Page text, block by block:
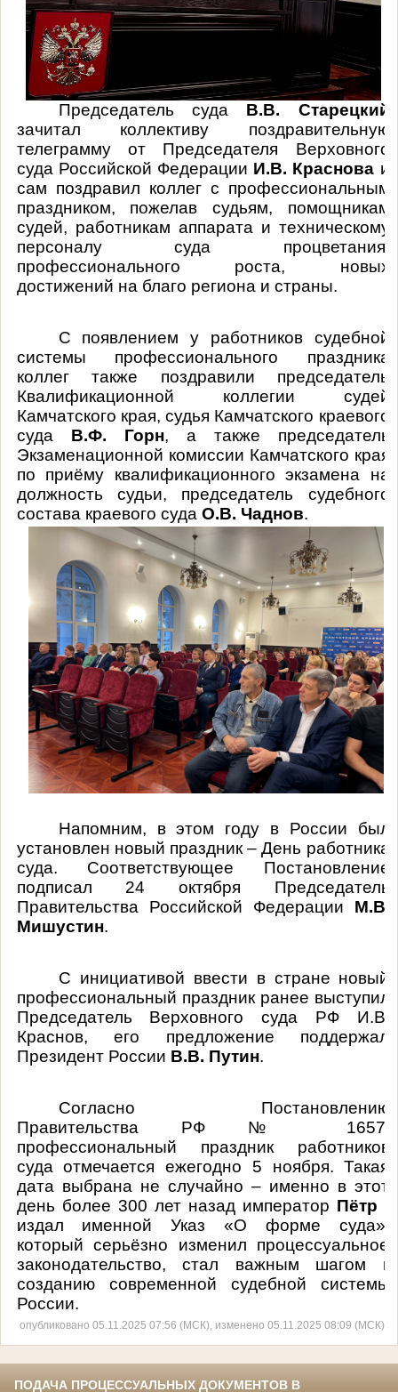
Председатель суда В.В. Старецкий
зачитал коллективу поздравительную
телеграмму от Председателя Верховного
суда Российской Федерации И.В. Краснова и
сам поздравил коллег с профессиональным
праздником, пожелав судьям, помощникам
судей, работникам аппарата и техническому
персоналу суда процветания,
профессионального роста, новых
достижений на благо региона и страны.
С появлением у работников судебной
системы профессионального праздника
коллег также поздравили председатель
Квалификационной коллегии судей
Камчатского края, судья Камчатского краевого
суда В.Ф. Горн, а также председатель
Экзаменационной комиссии Камчатского края
по приёму квалификационного экзамена на
должность судьи, председатель судебного
состава краевого суда О.В. Чаднов.
Напомним, в этом году в России был
установлен новый праздник – День работника
суда. Соответствующее Постановление
подписал 24 октября Председатель
Правительства Российской Федерации М.В.
Мишустин.
С инициативой ввести в стране новый
профессиональный праздник ранее выступил
Председатель Верховного суда РФ И.В.
Краснов, его предложение поддержал
Президент России В.В. Путин.
Согласно Постановлению
Правительства РФ № 1657,
профессиональный праздник работников
суда отмечается ежегодно 5 ноября. Такая
дата выбрана не случайно – именно в этот
день более 300 лет назад император Пётр I
издал именной Указ «О форме суда»,
который серьёзно изменил процессуальное
законодательство, стал важным шагом к
созданию современной судебной системы
России.
опубликовано 05.11.2025 07:56 (МСК), изменено 05.11.2025 08:09 (МСК)
ПОДАЧА ПРОЦЕССУАЛЬНЫХ ДОКУМЕНТОВ В